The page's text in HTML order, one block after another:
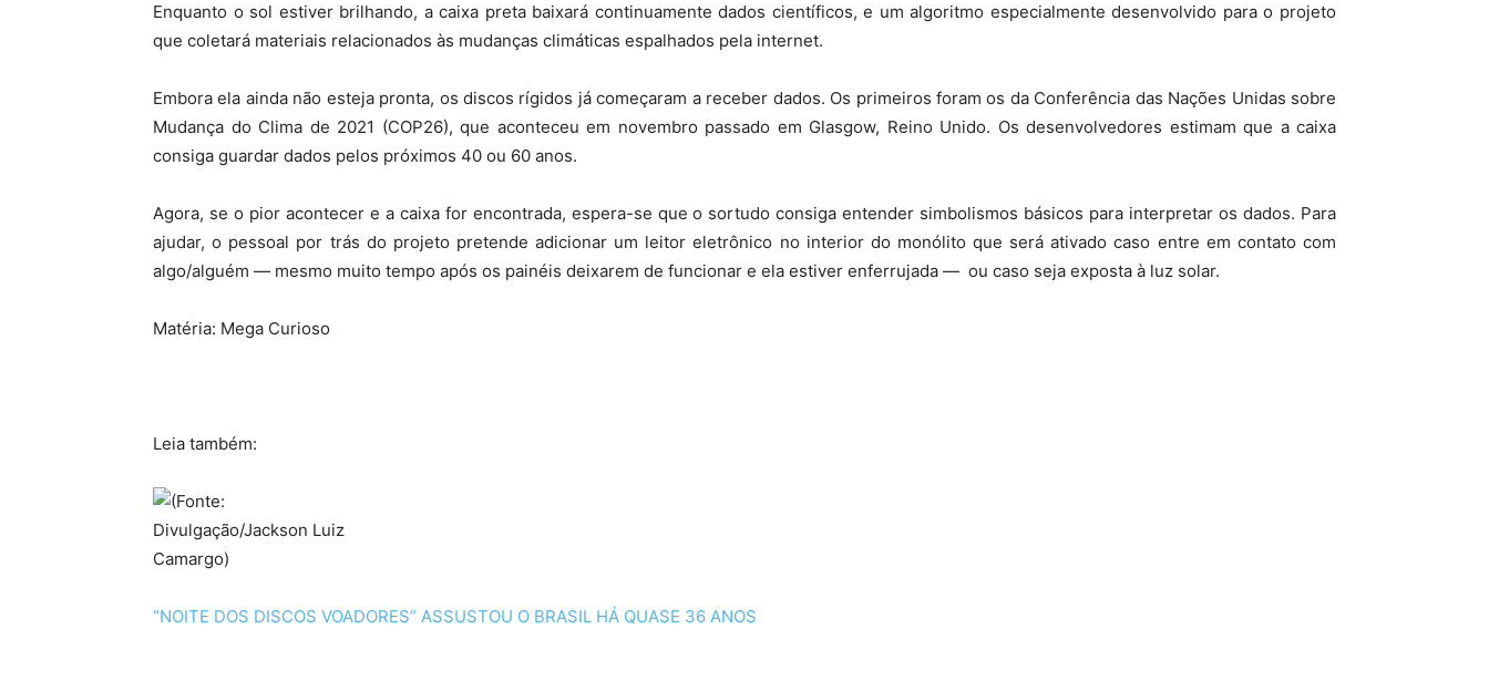
Enquanto o sol estiver brilhando, a caixa preta baixará continuamente dados científicos, e um algoritmo especialmente desenvolvido para o projeto
que coletará materiais relacionados às mudanças climáticas espalhados pela internet.
Embora ela ainda não esteja pronta, os discos rígidos já começaram a receber dados. Os primeiros foram os da Conferência das Nações Unidas sobre
Mudança do Clima de 2021 (COP26), que aconteceu em novembro passado em Glasgow, Reino Unido. Os desenvolvedores estimam que a caixa
consiga guardar dados pelos próximos 40 ou 60 anos.
Agora, se o pior acontecer e a caixa for encontrada, espera-se que o sortudo consiga entender simbolismos básicos para interpretar os dados. Para
ajudar, o pessoal por trás do projeto pretende adicionar um leitor eletrônico no interior do monólito que será ativado caso entre em contato com
algo/alguém — mesmo muito tempo após os painéis deixarem de funcionar e ela estiver enferrujada — ou caso seja exposta à luz solar.
Matéria: Mega Curioso
Leia também:
“NOITE DOS DISCOS VOADORES” ASSUSTOU O BRASIL HÁ QUASE 36 ANOS